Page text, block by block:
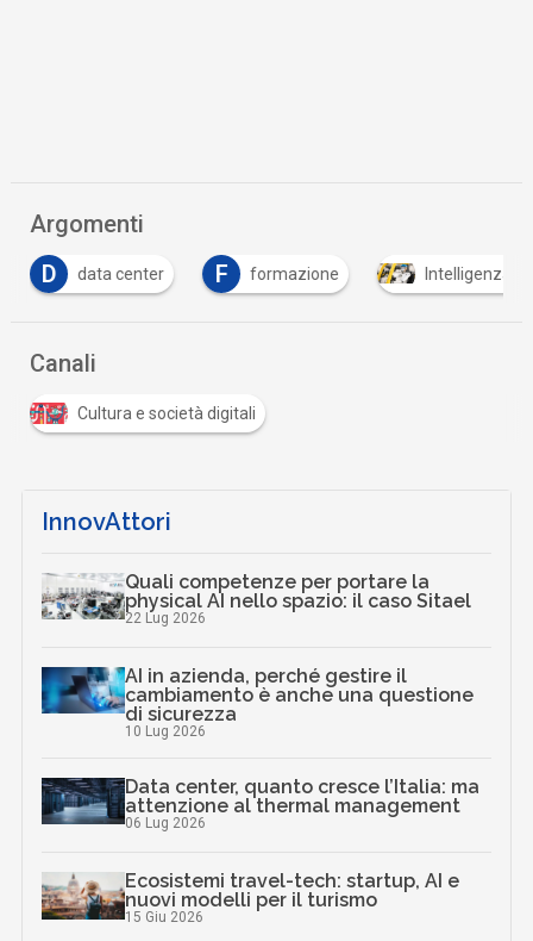
Argomenti
D
data center F formazione Intelligenza
Canali
Cultura e società digitali
InnovAttori
Quali competenze per portare la
physical AI nello spazio: il caso Sitael
22 Lug 2026
AI in azienda, perché gestire il
cambiamento è anche una questione
di sicurezza
10 Lug 2026
Data center, quanto cresce l’Italia: ma
attenzione al thermal management
06 Lug 2026
Ecosistemi travel-tech: startup, AI e
nuovi modelli per il turismo
15 Giu 2026